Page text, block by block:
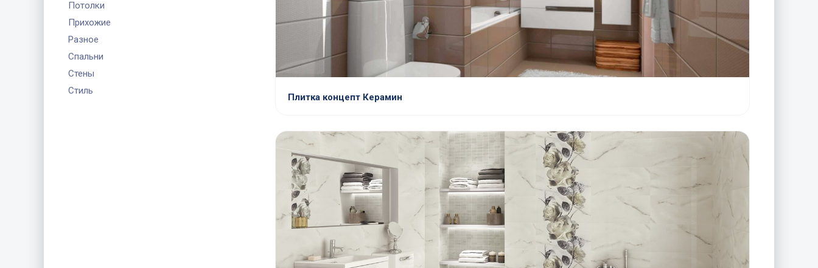
Потолки
Прихожие
Разное
Спальни
Стены
Стиль
Плитка концепт Керамин